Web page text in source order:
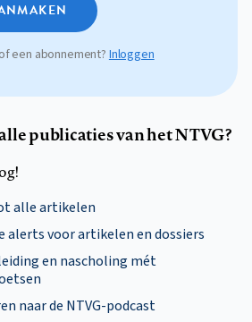
een abonnement?Inloggen
publicaties van het NTVG?
alle artikelen
alerts voor artikelen en dossiers
en nascholing mét
naar de NTVG-podcast